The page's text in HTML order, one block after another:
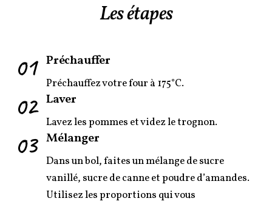
Les étapes
01 Préchauffer
Préchauffez votre four à 175°C.
02 Laver
Lavez les pommes et videz le trognon.
03 Mélanger
Dans un bol, faites un mélange de sucre
vanillé, sucre de canne et poudre d’amandes.
Utilisez les proportions qui vous